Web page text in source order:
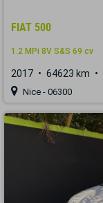
FIAT 500
1.2 MPi 8V S&S 69 cv
2017 64623 km
Nice - 06300